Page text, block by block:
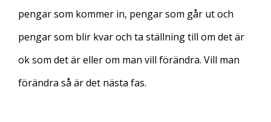
pengar som kommer in, pengar som går ut och
pengar som blir kvar och ta ställning till om det är
ok som det är eller om man vill förändra. Vill man
förändra så är det nästa fas.